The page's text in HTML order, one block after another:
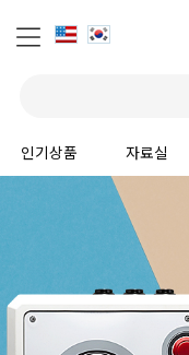
인기상품 자료실